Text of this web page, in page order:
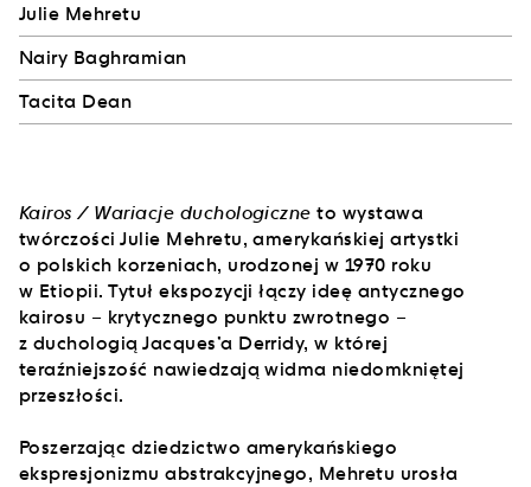
Julie Mehretu
Nairy Baghramian
Tacita Dean
Kairos / Wariacje duchologiczne to wystawa
twórczości Julie Mehretu, amerykańskiej artystki
o polskich korzeniach, urodzonej w 1970 roku
w Etiopii. Tytuł ekspozycji łączy ideę antycznego
kairosu – krytycznego punktu zwrotnego –
z duchologią Jacques’a Derridy, w której
teraźniejszość nawiedzają widma niedomkniętej
przeszłości.
Poszerzając dziedzictwo amerykańskiego
ekspresjonizmu abstrakcyjnego, Mehretu urosła